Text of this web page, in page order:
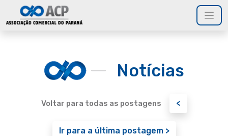
Notícias
Voltar para todas as postagens <
Ir para a última postagem >